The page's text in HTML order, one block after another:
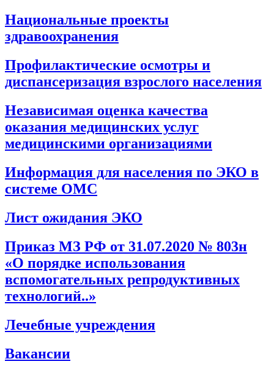
Национальные проекты
здравоохранения
Профилактические осмотры и
диспансеризация взрослого населения
Независимая оценка качества
оказания медицинских услуг
медицинскими организациями
Информация для населения по ЭКО в
системе ОМС
Лист ожидания ЭКО
Приказ МЗ РФ от 31.07.2020 № 803н
«О порядке использования
вспомогательных репродуктивных
технологий..»
Лечебные учреждения
Вакансии